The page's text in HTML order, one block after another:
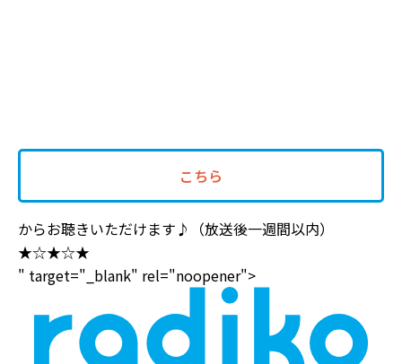
こちら
からお聴きいただけます♪（放送後一週間以内）
★☆★☆★
" target="_blank" rel="noopener">